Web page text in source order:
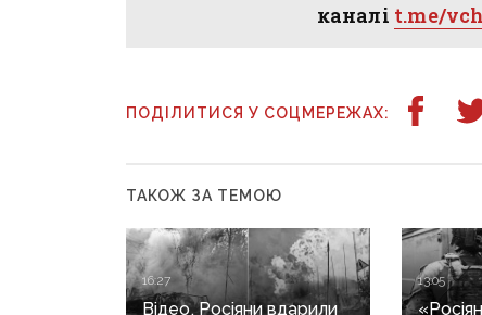
каналі t.me/
ПОДІЛИТИСЯ У СОЦМЕРЕЖАХ:
ТАКОЖ ЗА ТЕМОЮ
16:27
Відео. Росіяни вдарили
13:05